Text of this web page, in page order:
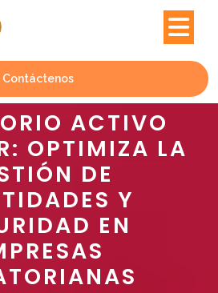
Contáctenos
ACTIVO
OPTIMIZA LA
DE
Y
EN